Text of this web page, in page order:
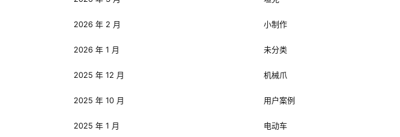
2026 年 2 月
2026 年 1 月
2025 年 12 月
2025 年 10 月
2025 年 1 月
小制作
未分类
机械爪
用户案例
电动车